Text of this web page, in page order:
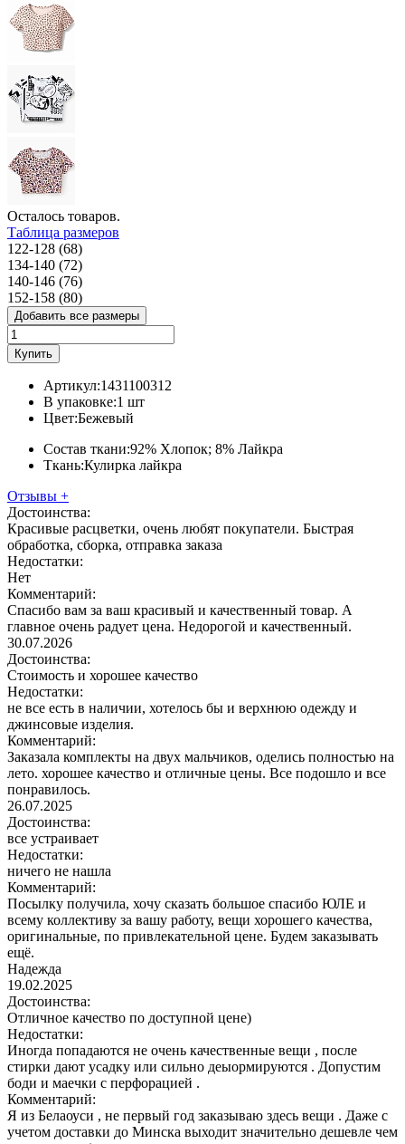
Осталось товаров.
Таблица размеров
122-128 (68)
134-140 (72)
140-146 (76)
152-158 (80)
Добавить все размеры
Купить
Артикул:1431100312
В упаковке:1 шт
Цвет:Бежевый
Состав ткани:92% Хлопок; 8% Лайкра
Ткань:Кулирка лайкра
Отзывы +
Достоинства:
Красивые расцветки, очень любят покупатели. Быстрая
обработка, сборка, отправка заказа
Недостатки:
Нет
Комментарий:
Спасибо вам за ваш красивый и качественный товар. А
главное очень радует цена. Недорогой и качественный.
30.07.2026
Достоинства:
Стоимость и хорошее качество
Недостатки:
не все есть в наличии, хотелось бы и верхнюю одежду и
джинсовые изделия.
Комментарий:
Заказала комплекты на двух мальчиков, оделись полностью на
лето. хорошее качество и отличные цены. Все подошло и все
понравилось.
26.07.2025
Достоинства:
все устраивает
Недостатки:
ничего не нашла
Комментарий:
Посылку получила, хочу сказать большое спасибо ЮЛЕ и
всему коллективу за вашу работу, вещи хорошего качества,
оригинальные, по привлекательной цене. Будем заказывать
ещё.
Надежда
19.02.2025
Достоинства:
Отличное качество по доступной цене)
Недостатки:
Иногда попадаются не очень качественные вещи , после
стирки дают усадку или сильно деыормируются . Допустим
боди и маечки с перфорацией .
Комментарий:
Я из Белаоуси , не первый год заказываю здесь вещи . Даже с
учетом доставки до Минска выходит значительно дешевле чем